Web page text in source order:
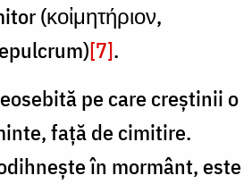
(κοἰμητήριον,
[7].
pe care creștinii o
față de cimitire.
în mormânt, este